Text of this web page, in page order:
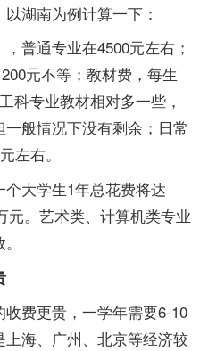
湖南为例计算一下：
通专业在4500元左右；
元不等；教材费，每生
科专业教材相对多一些，
般情况下没有剩余；日常
左右。
大学生1年总花费将达
元。艺术类、计算机类专业
费更贵，一学年需要6-10
海、广州、北京等经济较